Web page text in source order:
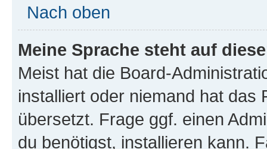
Nach oben
Meine Sprache steht auf
Meist hat die Board-
installiert oder niemand hat das
übersetzt. Frage ggf. einen
du benötigst, installieren kann.